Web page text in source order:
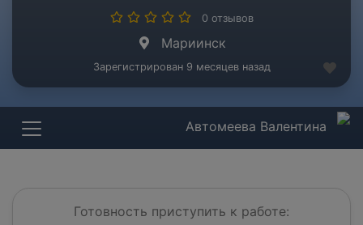
0 отзывов
Мариинск
Зарегистрирован 9 месяцев назад
Автомеева Валентина
Готовность приступить к работе: